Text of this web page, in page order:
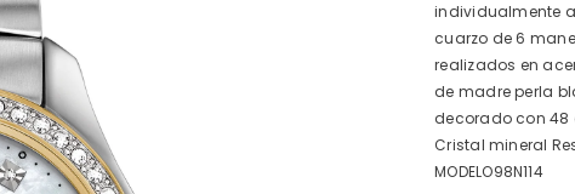
individualmente
cuarzo de 6
realizados en
de madre perla
decorado con 48
Cristal mineral
MODELO98N114